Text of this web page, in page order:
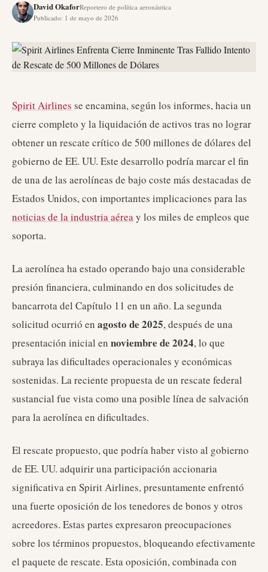
David OkaforReportero de política aeronáutica
Publicado: 1 de mayo de 2026
Spirit Airlines se encamina, según los informes, hacia un
cierre completo y la liquidación de activos tras no lograr
obtener un rescate crítico de 500 millones de dólares del
gobierno de EE. UU. Este desarrollo podría marcar el fin
de una de las aerolíneas de bajo coste más destacadas de
Estados Unidos, con importantes implicaciones para las
noticias de la industria aéreay los miles de empleos que
soporta.
La aerolínea ha estado operando bajo una considerable
presión financiera, culminando en dos solicitudes de
bancarrota del Capítulo 11 en un año. La segunda
solicitud ocurrió en agosto de 2025, después de una
presentación inicial en noviembre de 2024, lo que
subraya las dificultades operacionales y económicas
sostenidas. La reciente propuesta de un rescate federal
sustancial fue vista como una posible línea de salvación
para la aerolínea en dificultades.
El rescate propuesto, que podría haber visto al gobierno
de EE. UU. adquirir una participación accionaria
significativa en Spirit Airlines, presuntamente enfrentó
una fuerte oposición de los tenedores de bonos y otros
acreedores. Estas partes expresaron preocupaciones
sobre los términos propuestos, bloqueando efectivamente
el paquete de rescate. Esta oposición, combinada con